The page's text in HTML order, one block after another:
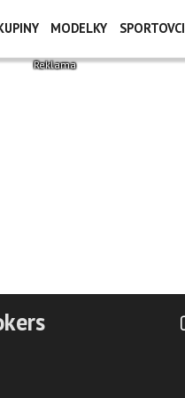
MODELKY SPORTOVCI